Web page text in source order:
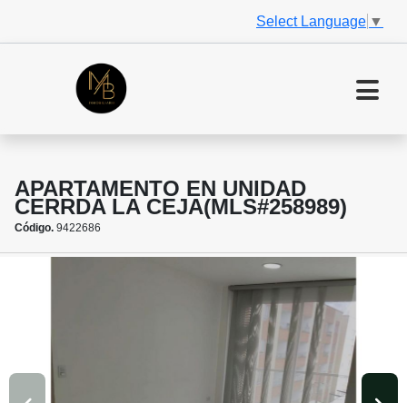
Select Language ▼
APARTAMENTO EN UNIDAD
CERRDA LA CEJA(MLS#258989)
Código. 9422686